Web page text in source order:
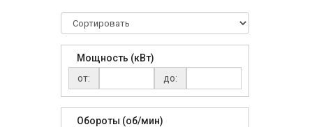
Мощность (кВт)
от:
до:
Обороты (об/мин)